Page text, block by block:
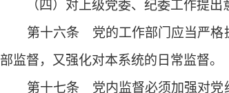
（四）对上级党委、纪委工作提出
第十六条 党的工作部门应当严格执
部监督，又强化对本系统的日常监督。
第十七条 党内监督必须加强对党组